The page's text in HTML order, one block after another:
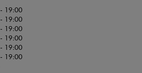
19:00
19:00
19:00
19:00
19:00
19:00